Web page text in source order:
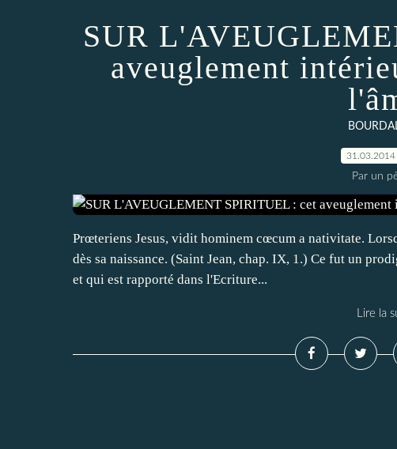
SUR
aveuglement
31.03.2014
Par un
Prœteriens Jesus, vidit hominem cœcum a nativitate.
dès sa naissance. (Saint Jean, chap. IX, 1.) Ce fut un
et qui est rapporté dans l'Ecriture...
Lire la